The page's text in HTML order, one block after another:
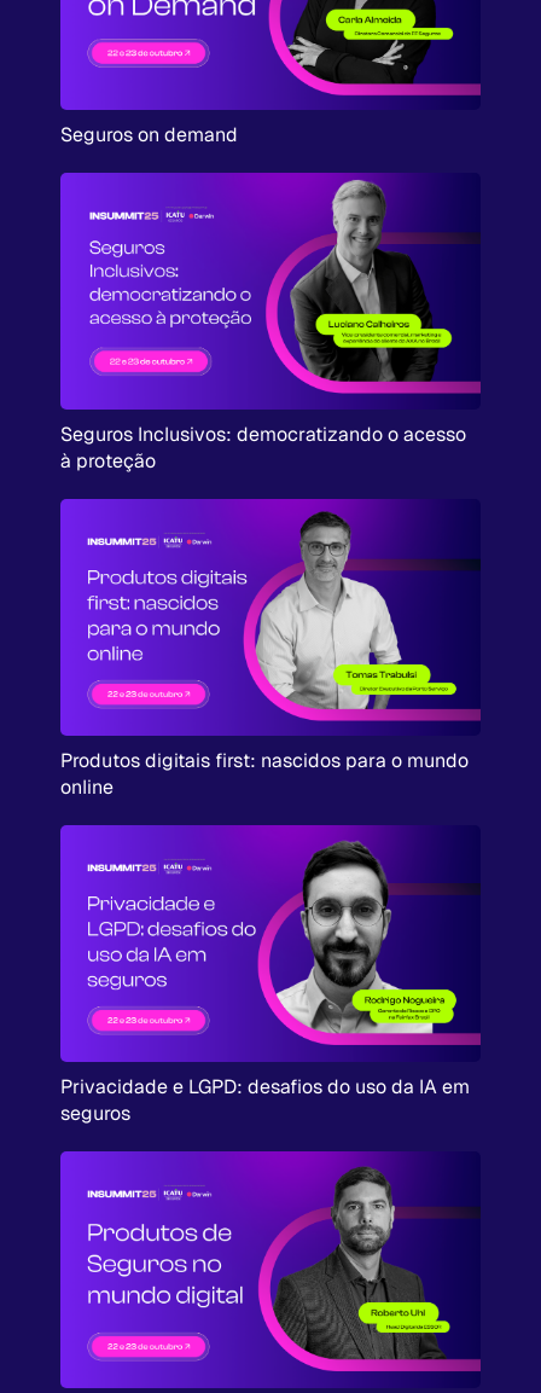
Seguros on demand
Seguros Inclusivos: democratizando o acesso
à proteção
Produtos digitais first: nascidos para o mundo
online
Privacidade e LGPD: desafios do uso da IA em
seguros